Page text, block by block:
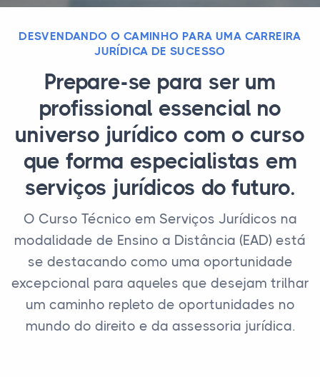
DESVENDANDO O CAMINHO PARA UMA CARREIRA
JURÍDICA DE SUCESSO
Prepare-se para ser um
profissional essencial no
universo jurídico com o curso
que forma especialistas em
serviços jurídicos do futuro.
O Curso Técnico em Serviços Jurídicos na
modalidade de Ensino a Distância (EAD) está
se destacando como uma oportunidade
excepcional para aqueles que desejam trilhar
um caminho repleto de oportunidades no
mundo do direito e da assessoria jurídica.